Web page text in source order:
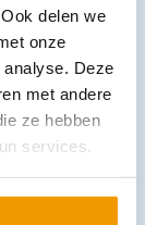
delen we
onze
Deze
met andere
ze hebben
services.